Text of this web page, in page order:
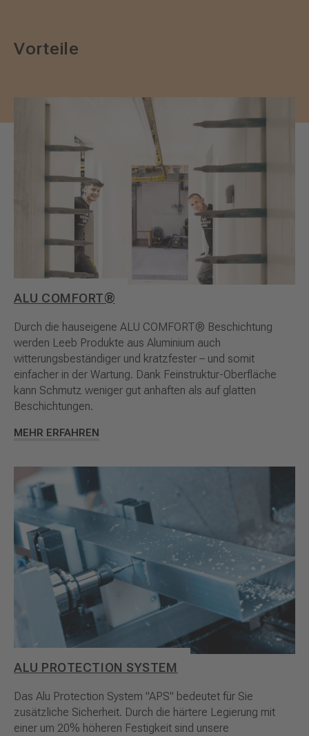
Vorteile
ALU COMFORT®
Durch die hauseigene ALU COMFORT® Beschichtung
werden Leeb Produkte aus Aluminium auch
witterungsbeständiger und kratzfester – und somit
einfacher in der Wartung. Dank Feinstruktur-Oberfläche
kann Schmutz weniger gut anhaften als auf glatten
Beschichtungen.
MEHR ERFAHREN
ALU PROTECTION SYSTEM
Das Alu Protection System "APS" bedeutet für Sie
zusätzliche Sicherheit. Durch die härtere Legierung mit
einer um 20% höheren Festigkeit sind unsere